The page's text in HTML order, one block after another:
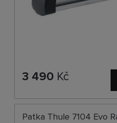
3 490 Kč
Patka Thule 7104 Evo